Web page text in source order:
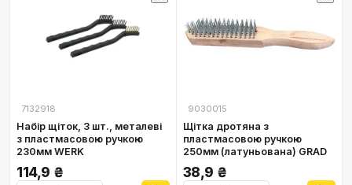
7132918
Набір щіток, 3 шт., металеві
з пластмасовою ручкою
230мм WERK
114,9 ₴
9030015
Щітка дротяна з
пластмасовою ручкою
250мм (латуньована) GRAD
38,9 ₴